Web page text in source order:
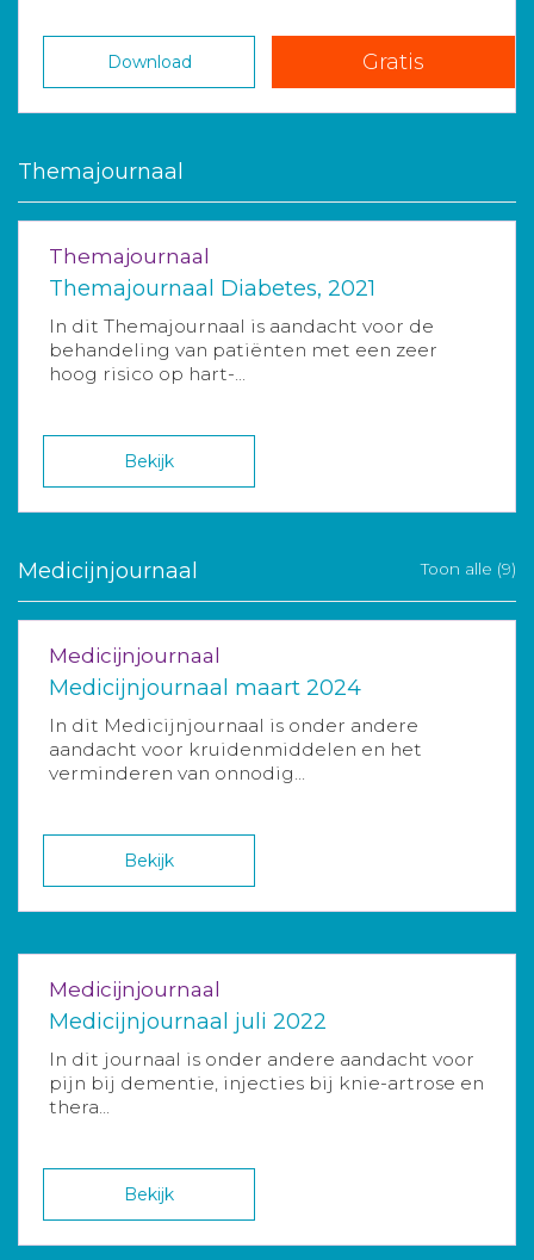
Download Gratis
Themajournaal
Themajournaal
Themajournaal Diabetes, 2021
In dit Themajournaal is aandacht voor de
behandeling van patiënten met een zeer
hoog risico op hart-...
Bekijk
Medicijnjournaal Toon alle (9)
Medicijnjournaal
Medicijnjournaal maart 2024
In dit Medicijnjournaal is onder andere
aandacht voor kruidenmiddelen en het
verminderen van onnodig...
Bekijk
Medicijnjournaal
Medicijnjournaal juli 2022
In dit journaal is onder andere aandacht voor
pijn bij dementie, injecties bij knie-artrose en
thera...
Bekijk